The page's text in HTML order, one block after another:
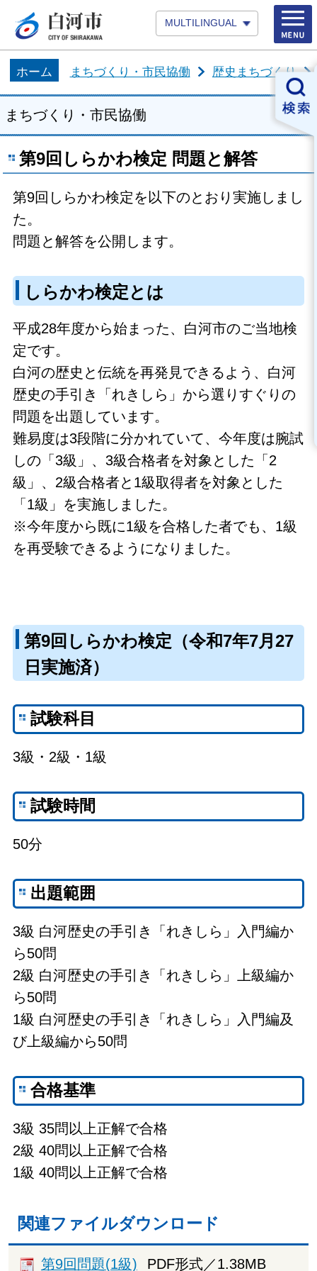
MULTILINGUAL
ホーム まちづくり・市民協働 歴史まちづくり
まちづくり・市民協働
第9回しらかわ検定 問題と解答
第9回しらかわ検定を以下のとおり実施しまし
た。
問題と解答を公開します。
しらかわ検定とは
平成28年度から始まった、白河市のご当地検
定です。
白河の歴史と伝統を再発見できるよう、白河
歴史の手引き「れきしら」から選りすぐりの
問題を出題しています。
難易度は3段階に分かれていて、今年度は腕試
しの「3級」、3級合格者を対象とした「2
級」、2級合格者と1級取得者を対象とした
「1級」を実施しました。
※今年度から既に1級を合格した者でも、1級
を再受験できるようになりました。
第9回しらかわ検定（令和7年7月27
日実施済）
試験科目
3級・2級・1級
試験時間
50分
出題範囲
3級 白河歴史の手引き「れきしら」入門編か
ら50問
2級 白河歴史の手引き「れきしら」上級編か
ら50問
1級 白河歴史の手引き「れきしら」入門編及
び上級編から50問
合格基準
3級 35問以上正解で合格
2級 40問以上正解で合格
1級 40問以上正解で合格
関連ファイルダウンロード
第9回問題(1級) PDF形式／1.38MB